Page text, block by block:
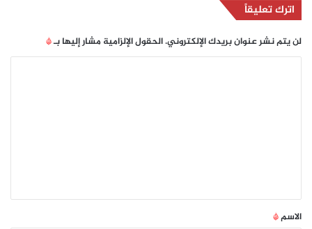
اترك تعليقاً
لن يتم نشر عنوان بريدك الإلكتروني.الحقول الإلزامية مشار إليها بـ*
*
الاسم*